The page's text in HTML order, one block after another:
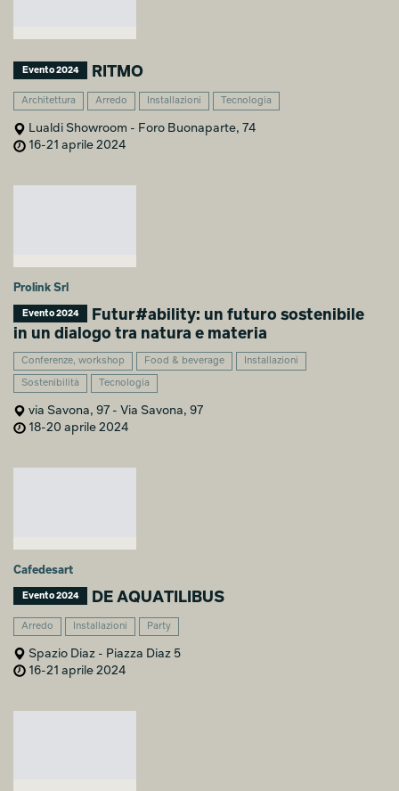
Evento 2024 RITMO
Architettura Arredo Installazioni Tecnologia
Lualdi Showroom - Foro Buonaparte, 74
16-21 aprile 2024
Prolink Srl
Evento 2024
Futur#ability: un futuro sostenibile
in un dialogo tra natura e materia
Conferenze, workshop Food & beverage Installazioni
Sostenibilità Tecnologia
via Savona, 97 - Via Savona, 97
18-20 aprile 2024
Cafedesart
Evento 2024 DE AQUATILIBUS
Arredo Installazioni Party
Spazio Diaz - Piazza Diaz 5
16-21 aprile 2024